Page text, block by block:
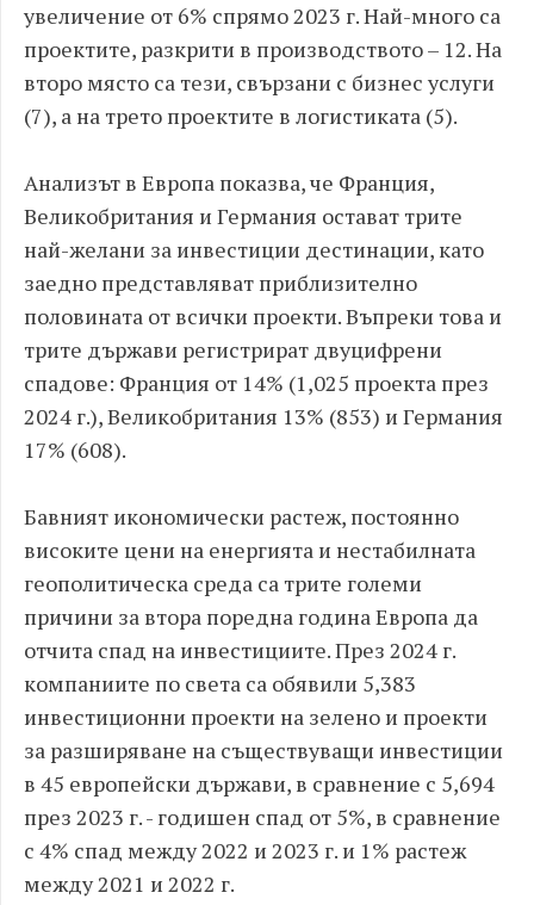
увеличение от 6% спрямо 2023 г. Най-много са
проектите, разкрити в производството – 12. На
второ място са тези, свързани с бизнес услуги
(7), а на трето проектите в логистиката (5).
Анализът в Европа показва, че Франция,
Великобритания и Германия остават трите
най-желани за инвестиции дестинации, като
заедно представляват приблизително
половината от всички проекти. Въпреки това и
трите държави регистрират двуцифрени
спадове: Франция от 14% (1,025 проекта през
2024 г.), Великобритания 13% (853) и Германия
17% (608).
Бавният икономически растеж, постоянно
високите цени на енергията и нестабилната
геополитическа среда са трите големи
причини за втора поредна година Европа да
отчита спад на инвестициите. През 2024 г.
компаниите по света са обявили 5,383
инвестиционни проекти на зелено и проекти
за разширяване на съществуващи инвестиции
в 45 европейски държави, в сравнение с 5,694
през 2023 г. - годишен спад от 5%, в сравнение
с 4% спад между 2022 и 2023 г. и 1% растеж
между 2021 и 2022 г.